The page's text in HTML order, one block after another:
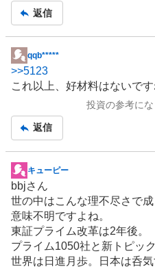
返信
掲
示
板
qqb*****
>>5123
これ以上、好材料はないで
投資の参考に
返信
掲
示
板
記
事
キューピー
bbjさん
世の中はこんな理不尽さで成
意味不明ですよね。
東証プライム改革は2年後。
プライム1050社と新トピッ
世界は日進月歩。日本は呑気